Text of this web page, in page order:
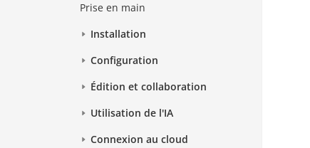
Prise en main
Installation
Configuration
Édition et collaboration
Utilisation de l'IA
Connexion au cloud